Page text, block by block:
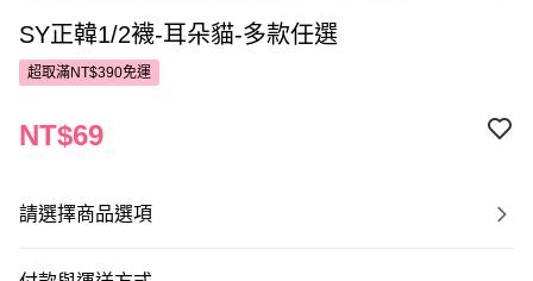
SY正韓1/2襪-耳朵貓-多款任選
超取滿NT$390免運
NT$69
請選擇商品選項